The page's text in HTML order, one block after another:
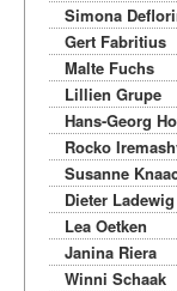
Simona
Gert Fabritius
Malte Fuchs
Lillien Grupe
Hans-Georg
Rocko
Susanne
Dieter Ladewig
Lea Oetken
Janina Riera
Winni Schaak